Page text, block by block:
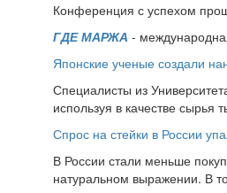
Конференция с успехом
ГДЕ МАРЖА -
Японские ученые создали
Специалисты из
используя в качестве
Спрос на стейки в России
В России стали меньше
натуральном выражении. В